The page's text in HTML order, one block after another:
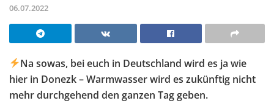
06.07.2022
Na sowas, bei euch in Deutschland wird es ja wie
hier in Donezk – Warmwasser wird es zukünftig nicht
mehr durchgehend den ganzen Tag geben.